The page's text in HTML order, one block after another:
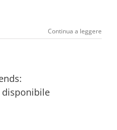
Continua a leggere